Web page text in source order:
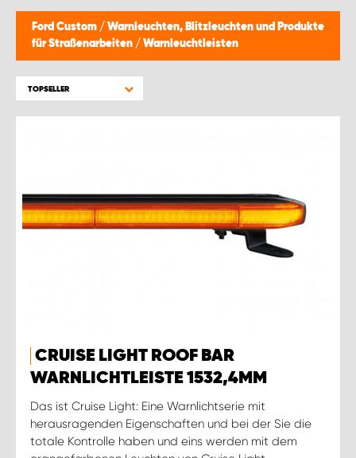
Ford Custom / Warnleuchten, Blitzleuchten und Produkte
für Straßenarbeiten / Warnleuchtleisten
TOPSELLER
CRUISE LIGHT ROOF BAR
WARNLICHTLEISTE 1532,4MM
Das ist Cruise Light: Eine Warnlichtserie mit
herausragenden Eigenschaften und bei der Sie die
totale Kontrolle haben und eins werden mit dem